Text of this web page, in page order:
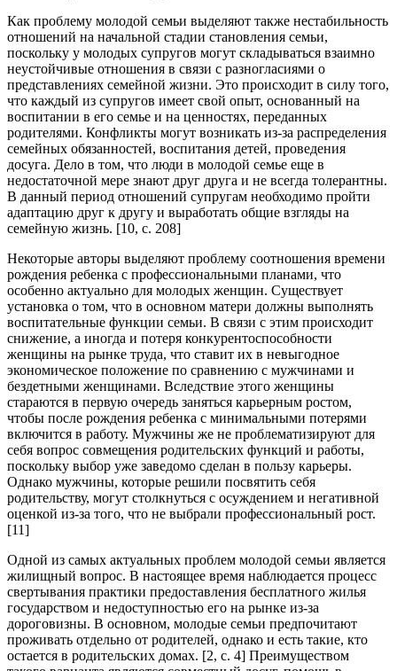
Как проблему молодой семьи выделяют также нестабильность
отношений на начальной стадии становления семьи,
поскольку у молодых супругов могут складываться взаимно
неустойчивые отношения в связи с разногласиями о
представлениях семейной жизни. Это происходит в силу того,
что каждый из супругов имеет свой опыт, основанный на
воспитании в его семье и на ценностях, переданных
родителями. Конфликты могут возникать из-за распределения
семейных обязанностей, воспитания детей, проведения
досуга. Дело в том, что люди в молодой семье еще в
недостаточной мере знают друг друга и не всегда толерантны.
В данный период отношений супругам необходимо пройти
адаптацию друг к другу и выработать общие взгляды на
семейную жизнь. [10, c. 208]
Некоторые авторы выделяют проблему соотношения времени
рождения ребенка с профессиональными планами, что
особенно актуально для молодых женщин. Существует
установка о том, что в основном матери должны выполнять
воспитательные функции семьи. В связи с этим происходит
снижение, а иногда и потеря конкурентоспособности
женщины на рынке труда, что ставит их в невыгодное
экономическое положение по сравнению с мужчинами и
бездетными женщинами. Вследствие этого женщины
стараются в первую очередь заняться карьерным ростом,
чтобы после рождения ребенка с минимальными потерями
включится в работу. Мужчины же не проблематизируют для
себя вопрос совмещения родительских функций и работы,
поскольку выбор уже заведомо сделан в пользу карьеры.
Однако мужчины, которые решили посвятить себя
родительству, могут столкнуться с осуждением и негативной
оценкой из-за того, что не выбрали профессиональный рост.
[11]
Одной из самых актуальных проблем молодой семьи является
жилищный вопрос. В настоящее время наблюдается процесс
свертывания практики предоставления бесплатного жилья
государством и недоступностью его на рынке из-за
дороговизны. В основном, молодые семьи предпочитают
проживать отдельно от родителей, однако и есть такие, кто
остается в родительских домах. [2, c. 4] Преимуществом